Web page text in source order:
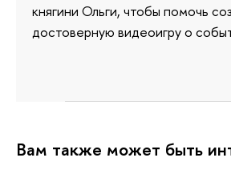
княгини Ольги, чтобы помочь
достоверную видеоигру о
Вам также может быть